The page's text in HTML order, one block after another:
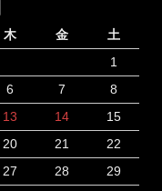
木 金
土
1
6 7
8
13 14
15
20 21
22
27 28
29